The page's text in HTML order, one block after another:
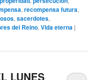
,recompensa futura,
,sacerdotes,
del Reino,Vida eterna |
LUNES